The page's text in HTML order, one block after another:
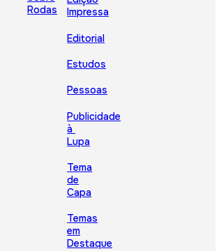
Rodas
Impressa
Editorial
Estudos
Pessoas
Publicidade
à
Lupa
Tema
de
Capa
Temas
em
Destaque